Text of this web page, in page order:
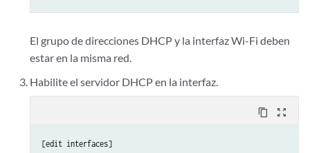
El grupo de direcciones DHCP y la interfaz Wi-Fi deben
estar en la misma red.
Habilite el servidor DHCP en la interfaz.
content_copy zoom_out_map
[edit interfaces]